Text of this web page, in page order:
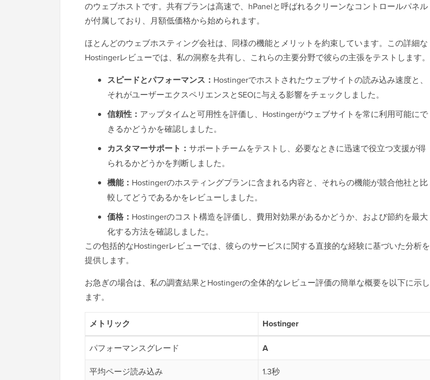
のウェブホストです。共有プランは高速で、hPanelと呼ばれるクリーンなコントロールパネル
が付属しており、月額低価格から始められます。
ほとんどのウェブホスティング会社は、同様の機能とメリットを約束しています。この詳細な
Hostingerレビューでは、私の洞察を共有し、これらの主要分野で彼らの主張をテストします。
スピードとパフォーマンス： Hostingerでホストされたウェブサイトの読み込み速度と、
それがユーザーエクスペリエンスとSEOに与える影響をチェックしました。
信頼性： アップタイムと可用性を評価し、Hostingerがウェブサイトを常に利用可能にで
きるかどうかを確認しました。
カスタマーサポート： サポートチームをテストし、必要なときに迅速で役立つ支援が得
られるかどうかを判断しました。
機能： Hostingerのホスティングプランに含まれる内容と、それらの機能が競合他社と比
較してどうであるかをレビューしました。
価格： Hostingerのコスト構造を評価し、費用対効果があるかどうか、および節約を最大
化する方法を確認しました。
この包括的なHostingerレビューでは、彼らのサービスに関する直接的な経験に基づいた分析を
提供します。
お急ぎの場合は、私の調査結果とHostingerの全体的なレビュー評価の簡単な概要を以下に示し
ます。
メトリック Hostinger
パフォーマンスグレード A
平均ページ読み込み 1.3秒